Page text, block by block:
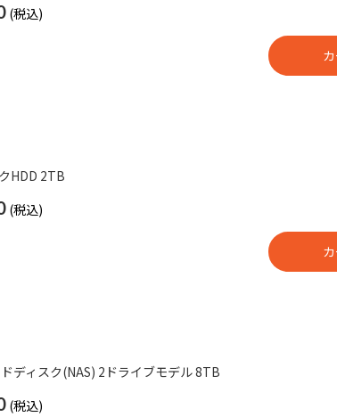
HDD 2TB
ディスク(NAS) 2ドライブモデル 8TB